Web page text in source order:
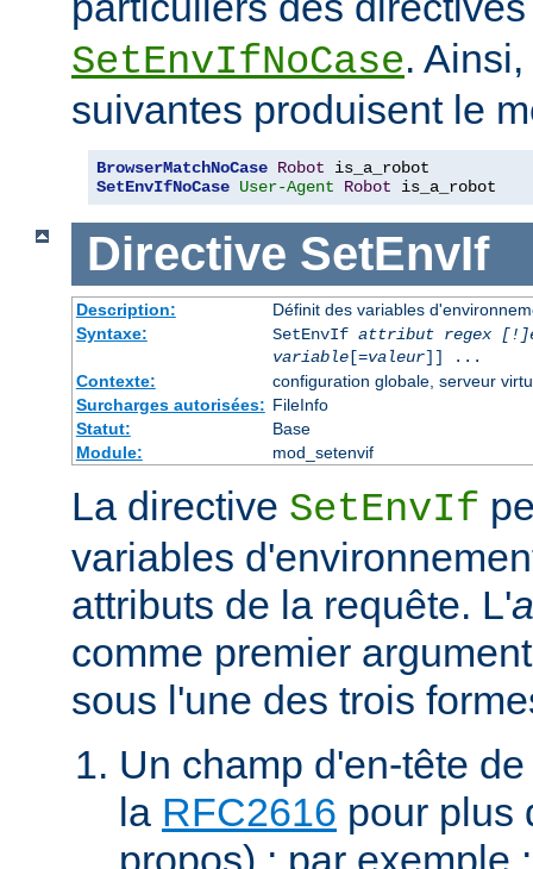
SetEnvIfNoCase.
suivantes produisent le
BrowserMatchNoCase Robot
SetEnvIfNoCase User-Agent Robot is_a_robot
Directive SetEnvIf
Description:
Définit des variables
Syntaxe:
SetEnvIf attribut regex
variable[=valeur]] ...
Contexte:
configuration globale, serveur
Surcharges autorisées: FileInfo
Statut:
Base
Module:
mod_setenvif
La directive SetEnvIf
variables
attributs de la requête. L'
comme premier
sous l'une des trois
Un champ d'en-tête
la RFC2616 pour plus
propos) ; par exemple